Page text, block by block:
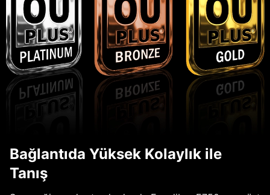
Bağlantıda Yüksek Kolaylık ile
Tanış